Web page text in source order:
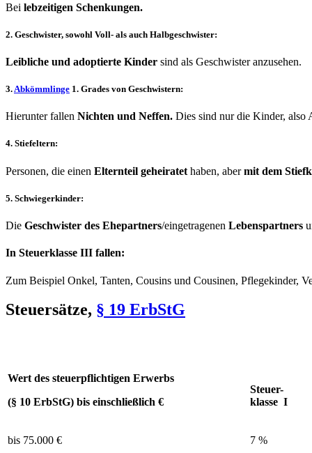
Bei lebzeitigen Schenkungen.
2. Geschwister, sowohl Voll- als auch Halbgeschwister:
Leibliche und adoptierte Kinder sind als Geschwister anzusehen.
3.Abkömmlinge 1. Grades von Geschwistern:
Hierunter fallen Nichten und Neffen. Dies sind nur die Kinder,
4. Stiefeltern:
Personen, die einen Elternteil geheiratet haben, abermit dem
5. Schwiegerkinder:
Die Geschwister des Ehepartners/eingetragenen Lebenspartners
In Steuerklasse III fallen:
Zum Beispiel Onkel, Tanten, Cousins und Cousinen, Pflegekinder,
Steuersätze, § 19 ErbStG
Wert des steuerpflichtigen Erwerbs
(§ 10 ErbStG) bis einschließlich €
Steuer-
klasse I
bis 75.000 € 7 %